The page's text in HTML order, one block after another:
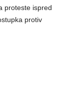
proteste ispred
protiv